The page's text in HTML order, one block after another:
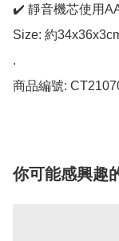
✔️ 靜音機芯使用
Size: 約
.
商品編號:
你可能感興趣